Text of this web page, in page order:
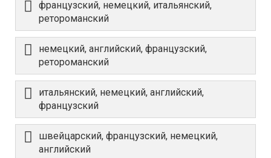
французский, немецкий, итальянский,
ретороманский
немецкий, английский, французский,
ретороманский
итальянский, немецкий, английский,
французский
швейцарский, французский, немецкий,
английский